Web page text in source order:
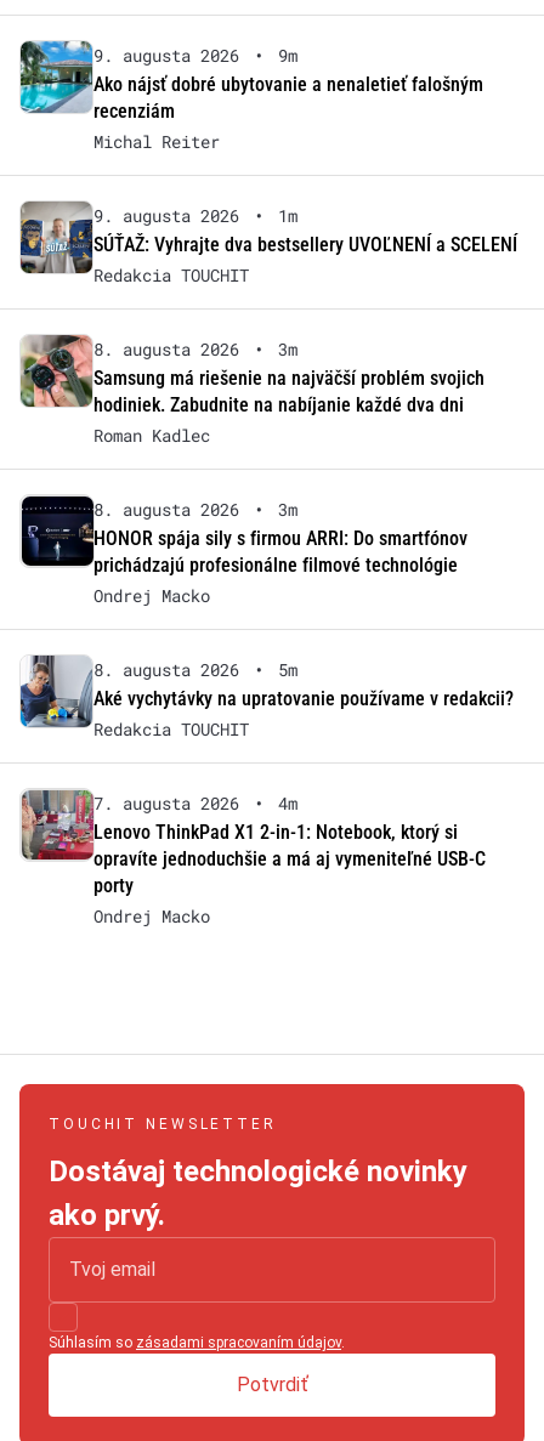
9. augusta 2026 •
9m
Ako nájsť dobré ubytovanie a nenaletieť falošným
recenziám
Michal Reiter
9. augusta 2026 •
1m
SÚŤAŽ: Vyhrajte dva bestsellery UVOĽNENÍ a SCELENÍ
Redakcia TOUCHIT
8. augusta 2026 •
3m
Samsung má riešenie na najväčší problém svojich
hodiniek. Zabudnite na nabíjanie každé dva dni
Roman Kadlec
8. augusta 2026 •
3m
HONOR spája sily s firmou ARRI: Do smartfónov
prichádzajú profesionálne filmové technológie
Ondrej Macko
8. augusta 2026 •
5m
Aké vychytávky na upratovanie používame v redakcii?
Redakcia TOUCHIT
7. augusta 2026 •
4m
Lenovo ThinkPad X1 2-in-1: Notebook, ktorý si
opravíte jednoduchšie a má aj vymeniteľné USB-C
porty
Ondrej Macko
TOUCHIT NEWSLETTER
Dostávaj technologické novinky
ako prvý.
Súhlasím so zásadami spracovaním údajov.
Potvrdiť